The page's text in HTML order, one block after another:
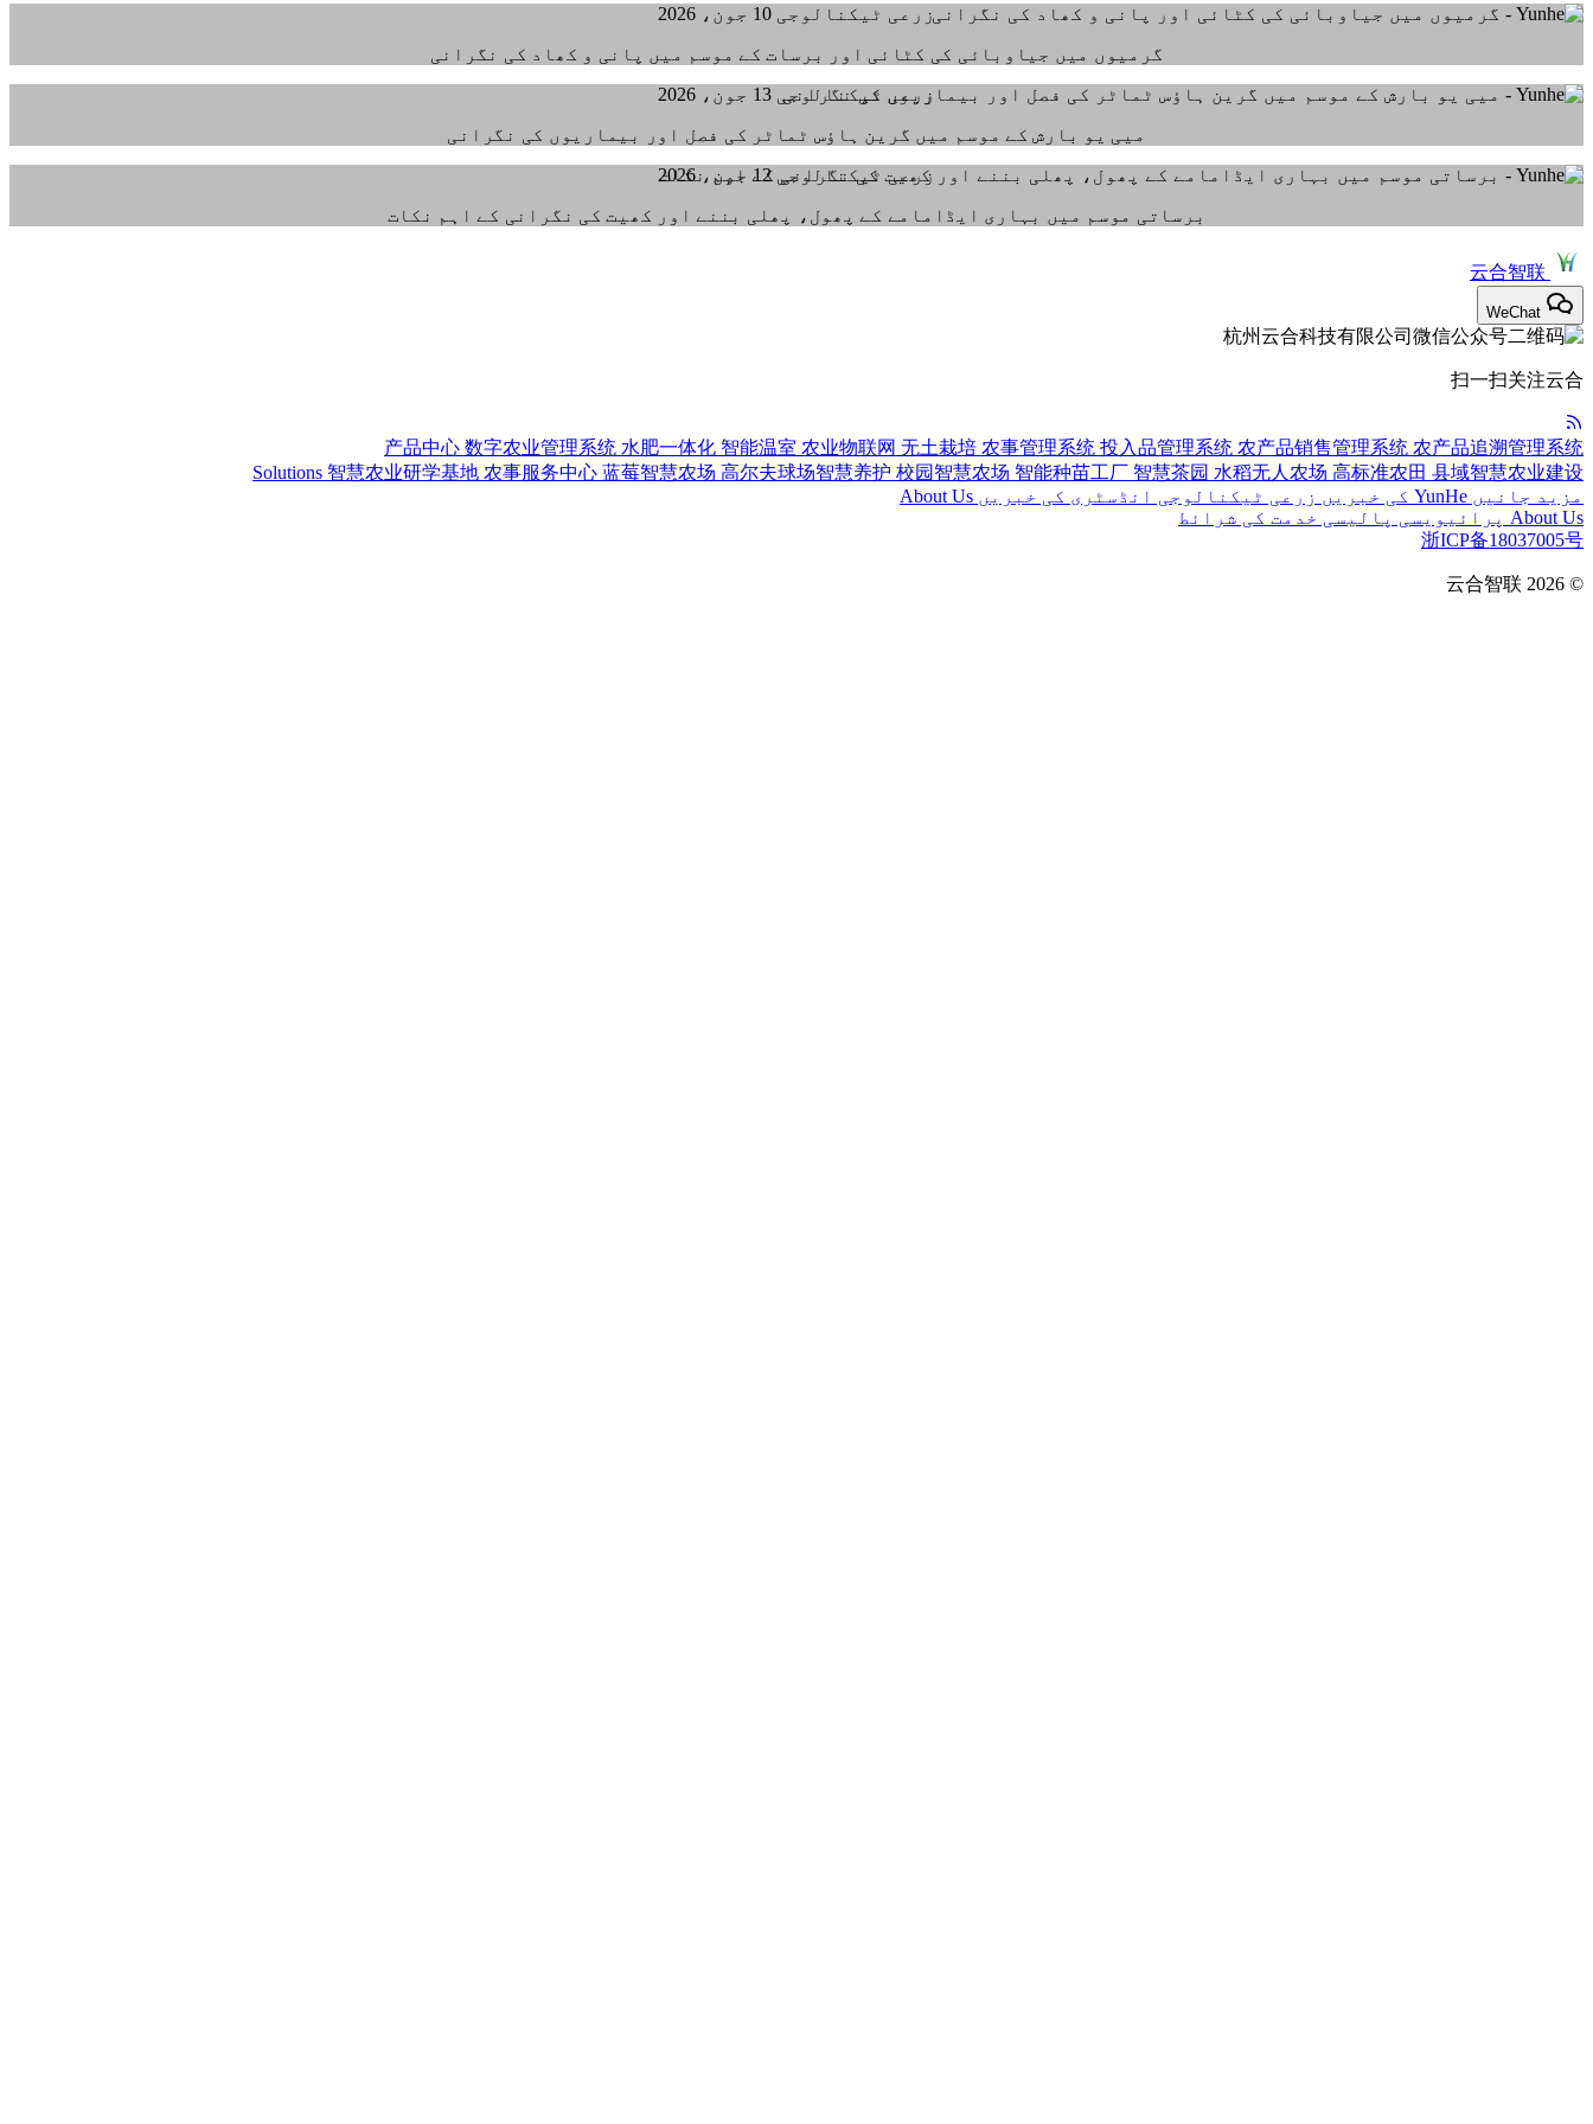
زرعی ٹیکنالوجی 10 جون، 2026
گرمیوں میں جیاوبائی کی کٹائی اور برسات کے موسم میں پانی و کھاد کی نگرانی
زرعی ٹیکنالوجی 13 جون، 2026
میی یو بارش کے موسم میں گرین ہاؤس ٹماٹر کی فصل اور بیماریوں کی نگرانی
زرعی ٹیکنالوجی 12 جون، 2026
برساتی موسم میں بہاری ایڈامامے کے پھول، پھلی بننے اور کھیت کی نگرانی کے اہم نکات
云合智联
WeChat
扫一扫关注云合
产品中心 数字农业管理系统 水肥一体化 智能温室 农业物联网 无土栽培 农事管理系统 投入品管理系统 农产品销售管理系统 农产品追溯管理系统
Solutions 智慧农业研学基地 农事服务中心 蓝莓智慧农场 高尔夫球场智慧养护 校园智慧农场 智能种苗工厂 智慧茶园 水稻无人农场 高标准农田 县域智慧农业建设
مزید جانیں YunHe کی خبریں زرعی ٹیکنالوجی انڈسٹری کی خبریں About Us
About Us پرائیویسی پالیسی خدمت کی شرائط
浙ICP备18037005号
© 2026
云合智联